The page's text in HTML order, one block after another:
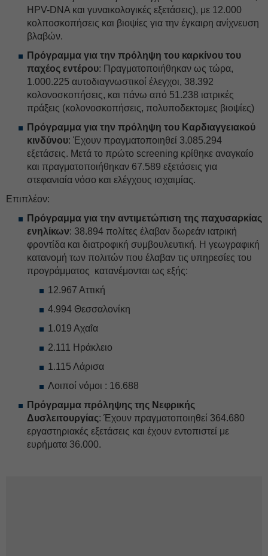
HPV-DNA και γυναικολογικές εξετάσεις), με 12.000
κολποσκοπήσεις και βιοψίες για την έγκαιρη ανίχνευση
βλαβών.
Πρόγραμμα για την πρόληψη του καρκίνου του
παχέος εντέρου: Πραγματοποιήθηκαν ως τώρα,
1.000.225 αυτοδιαγνωστικοί έλεγχοι, 38.392
κολονοσκοπήσεις, και πάνω από 51.238 ιατρικές
πράξεις (κολονοσκοπήσεις, πολυποδεκτομες βιοψίες)
Πρόγραμμα για την πρόληψη του Καρδιαγγειακού
κινδύνου: Έχουν πραγματοποιηθεί 3.085.294
εξετάσεις. Μετά το πρώτο screening κρίθηκε αναγκαίο
και πραγματοποιήθηκαν 67.589 εξετάσεις για
στεφανιαία νόσο και ελέγχους ισχαιμίας.
Επιπλέον:
Πρόγραμμα για την αντιμετώπιση της παχυσαρκίας
ενηλίκων: 38.894 πολίτες έλαβαν δωρεάν ιατρική
φροντίδα και διατροφική συμβουλευτική. Η γεωγραφική
κατανομή των πολιτών που έλαβαν τις υπηρεσίες του
προγράμματος κατανέμονται ως εξής:
12.967 Αττική
4.994 Θεσσαλονίκη
1.019 Αχαΐα
2.111 Ηράκλειο
1.115 Λάρισα
Λοιποί νόμοι : 16.688
Πρόγραμμα πρόληψης της Νεφρικής
Δυσλειτουργίας: Έχουν πραγματοποιηθεί 364.680
εργαστηριακές εξετάσεις και έχουν εντοπιστεί με
ευρήματα 36.000.